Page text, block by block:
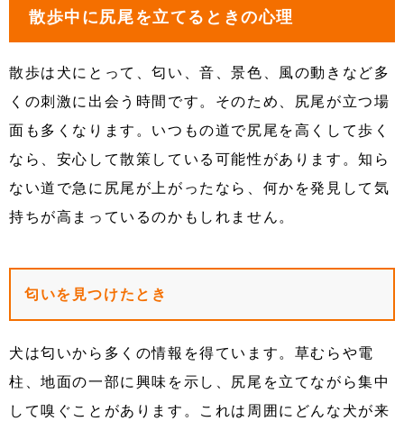
散歩中に尻尾を立てるときの心理
散歩は犬にとって、匂い、音、景色、風の動きなど多
くの刺激に出会う時間です。そのため、尻尾が立つ場
面も多くなります。いつもの道で尻尾を高くして歩く
なら、安心して散策している可能性があります。知ら
ない道で急に尻尾が上がったなら、何かを発見して気
持ちが高まっているのかもしれません。
匂いを見つけたとき
犬は匂いから多くの情報を得ています。草むらや電
柱、地面の一部に興味を示し、尻尾を立てながら集中
して嗅ぐことがあります。これは周囲にどんな犬が来